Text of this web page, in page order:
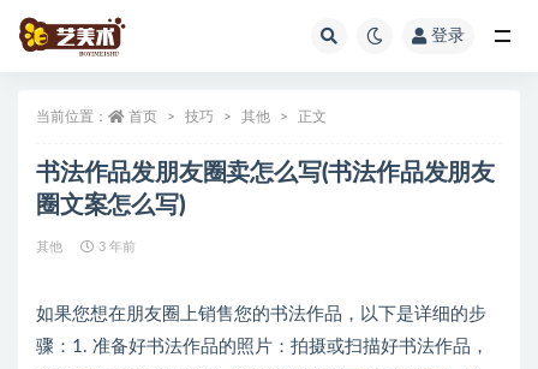
登录
当前位置： 首页 技巧 其他 正文
书法作品发朋友圈卖怎么写(书法作品发朋友
圈文案怎么写)
其他 3 年前
如果您想在朋友圈上销售您的书法作品，以下是详细的步
骤：1. 准备好书法作品的照片：拍摄或扫描好书法作品，